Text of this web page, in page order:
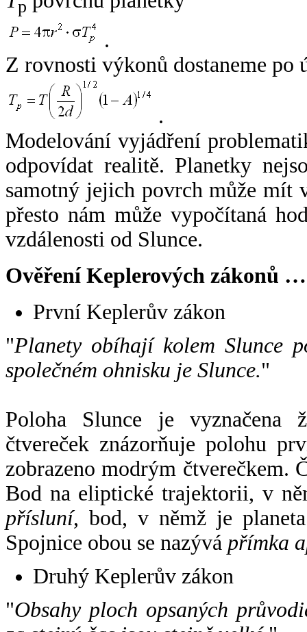
p
.
Z rovnosti výkonů dostaneme po
.
Modelování vyjádření
odpovídat realitě. Planetky
samotný jejich povrch může mít
přesto nám může vypočítaná
vzdálenosti od Slunce.
Ověření Keplerových zákonů …
První Keplerův zákon
"Planety obíhají kolem Slunce
společném ohnisku je Slunce."
Poloha Slunce je vyznačena
čtvereček znázorňuje polohu
zobrazeno modrým čtverečkem.
Bod na eliptické trajektorii, v
přísluní, bod, v němž je
Spojnice obou se nazývá přímka
Druhý Keplerův zákon
"Obsahy ploch opsaných